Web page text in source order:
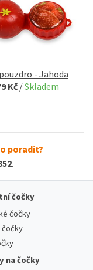
- Jahoda
Kč/Skladem
poradit?
.
čočky
čočky
čočky
na čočky